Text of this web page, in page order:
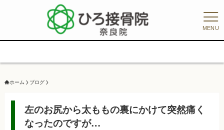
MENU
ホーム ブログ
左のお尻から太ももの裏にかけて突然痛く
なったのですが…